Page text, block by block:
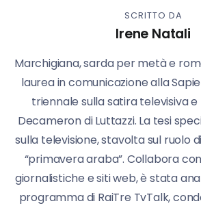
SCRITTO DA
Irene Natali
Marchigiana, sarda per metà e
laurea in comunicazione alla
triennale sulla satira televisiva e
Decameron di Luttazzi. La tesi
sulla televisione, stavolta sul ruolo
“primavera araba”. Collabora
giornalistiche e siti web, è stata
programma di RaiTre TvTalk,